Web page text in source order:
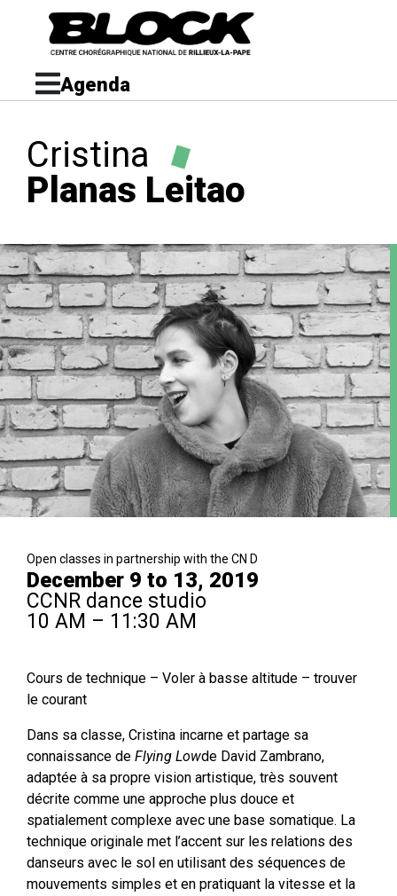
Agenda
Cristina
Planas Leitao
Open classes in partnership with the CN D
December 9 to 13, 2019
CCNR dance studio
10 AM – 11:30 AM
Cours de technique – Voler à basse altitude – trouver
le courant
Dans sa classe, Cristina incarne et partage sa
connaissance de Flying Lowde David Zambrano,
adaptée à sa propre vision artistique, très souvent
décrite comme une approche plus douce et
spatialement complexe avec une base somatique. La
technique originale met l’accent sur les relations des
danseurs avec le sol en utilisant des séquences de
mouvements simples et en pratiquant la vitesse et la